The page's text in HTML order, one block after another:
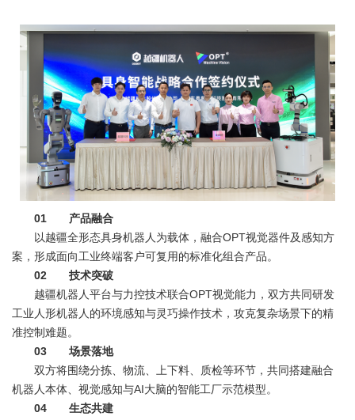
01 产品融合
以越疆全形态具身机器人为载体，融合OPT视觉器件及感知方
案，形成面向工业终端客户可复用的标准化组合产品。
02 技术突破
越疆机器人平台与力控技术联合OPT视觉能力，双方共同研发
工业人形机器人的环境感知与灵巧操作技术，攻克复杂场景下的精
准控制难题。
03 场景落地
双方将围绕分拣、物流、上下料、质检等环节，共同搭建融合
机器人本体、视觉感知与AI大脑的智能工厂示范模型。
04 生态共建